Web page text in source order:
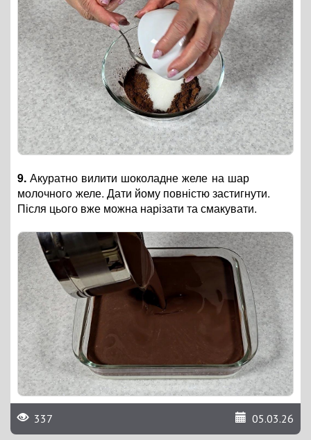
9. Акуратно вилити шоколадне желе на шар
молочного желе. Дати йому повністю застигнути.
Після цього вже можна нарізати та смакувати.
337 05.03.26